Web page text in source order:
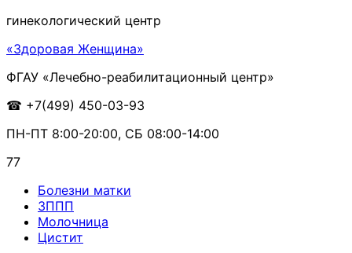
гинекологический центр
«Здоровая Женщина»
ФГАУ «Лечебно-реабилитационный центр»
☎ +7(499) 450-03-93
ПН-ПТ 8:00-20:00, СБ 08:00-14:00
77
Болезни матки
ЗППП
Молочница
Цистит